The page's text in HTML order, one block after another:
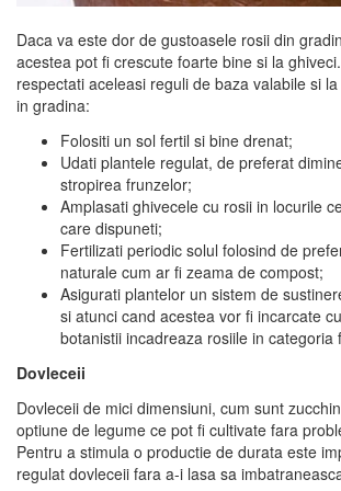
Daca va este dor de gustoasele rosii din
acestea pot fi crescute foarte bine si la
respectati aceleasi reguli de baza valabile si
in gradina:
Folositi un sol fertil si bine drenat;
Udati plantele regulat, de preferat
stropirea frunzelor;
Amplasati ghivecele cu rosii in locurile
care dispuneti;
Fertilizati periodic solul folosind de
naturale cum ar fi zeama de compost;
Asigurati plantelor un sistem de
si atunci cand acestea vor fi incarcate
botanistii incadreaza rosiile in categoria
Dovleceii
Dovleceii de mici dimensiuni, cum sunt
optiune de legume ce pot fi cultivate fara
Pentru a stimula o productie de durata este
regulat dovleceii fara a-i lasa sa